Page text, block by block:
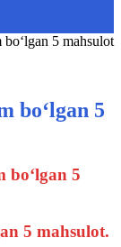
5 mahsulot
bo‘lgan 5
5 mahsulot.